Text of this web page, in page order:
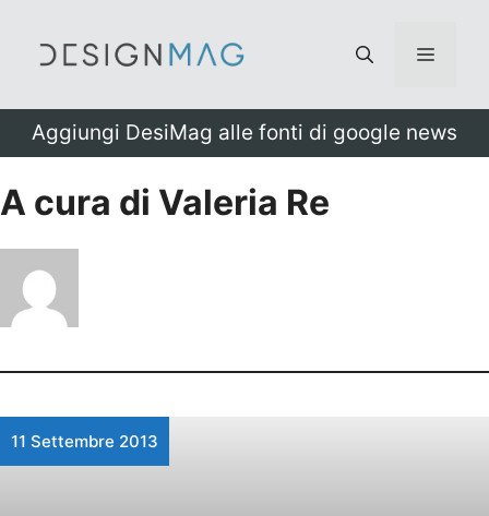
Menu
Aggiungi DesiMag alle fonti di google news
A cura di Valeria Re
11 Settembre 2013